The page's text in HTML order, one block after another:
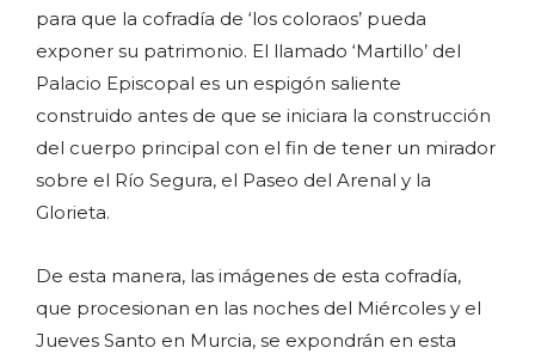
para que la cofradía de ‘los coloraos’ pueda
exponer su patrimonio. El llamado ‘Martillo’ del
Palacio Episcopal es un espigón saliente
construido antes de que se iniciara la construcción
del cuerpo principal con el fin de tener un mirador
sobre el Río Segura, el Paseo del Arenal y la
Glorieta.
De esta manera, las imágenes de esta cofradía,
que procesionan en las noches del Miércoles y el
Jueves Santo en Murcia, se expondrán en esta